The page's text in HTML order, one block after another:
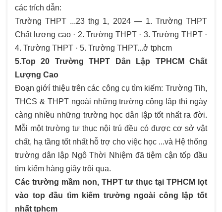
các trích dẫn:
Trường THPT ...23 thg 1, 2024 — 1. Trường THPT
Chất lượng cao · 2. Trường THPT · 3. Trường THPT ·
4. Trường THPT · 5. Trường THPT...ở tphcm
5.Top 20 Trường THPT Dân Lập TPHCM Chất
Lượng Cao
Đoạn giớí thiệu trên các công cụ tìm kiếm: Trường Tih,
THCS & THPT ngoài những trường công lập thì ngày
càng nhiều những trường học dân lập tốt nhất ra đời.
Mỗi một trường tư thục nội trú đều có được cơ sở vật
chất, hạ tầng tốt nhất hỗ trợ cho việc học ...và Hệ thống
trường dân lập Ngô Thời Nhiệm đã tiệm cận tốp đầu
tìm kiếm hàng giây trôi qua.
Các trường mầm non, THPT tư thục tại TPHCM lọt
vào top đầu tìm kiếm trường ngoài công lập tốt
nhất tphcm